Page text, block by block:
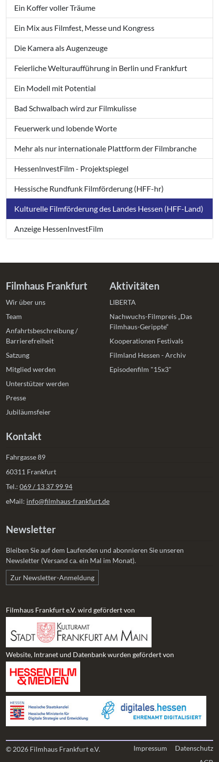
Ein Koffer voller Träume
Ein Mix aus Filmfest, Messe und Kongress
Die Kamera als Augenzeuge
Feierliche Welturaufführung in Berlin und Frankfurt
Ein Modell mit Potential
Bad Schwalbach wird zur Filmkulisse
Feuerwerk und lobende Worte
Mehr als nur internationale Plattform der Filmbranche
HessenlnvestFilm - Projektspiegel
Hessische Rundfunk Filmförderung (HFF-hr)
Kulturelle Filmförderung des Landes Hessen (HFF-Land)
Anzeige HessenInvestFilm
Filmhaus Frankfurt
Wir über uns
Team
Anfahrtsbeschreibung /
Barrierefreiheit
Satzung
Mitglied werden
Unterstützer werden
Presse
Jubiläumsfeier
Aktivitäten
LIBERTA
Nachwuchs-Filmpreis „Das
Filmhaus-Gerippte“
Kooperationen Festivals
Filmland Hessen - Archiv
Episodenfilm "15x3"
Kontakt
Fahrgasse 89
60311 Frankfurt
Tel.: 069 / 13 37 99 94
eMail: info@filmhaus-frankfurt.de
Newsletter
Bleiben Sie auf dem Laufenden und abonnieren Sie unseren
Newsletter (Versand ca. ein Mal im Monat).
Zur Newsletter-Anmeldung
Filmhaus Frankfurt e.V. wird gefördert von
Website, Intranet und Datenbank wurden gefördert von
© 2026 Filmhaus Frankfurt e.V. Impressum
Datenschutz